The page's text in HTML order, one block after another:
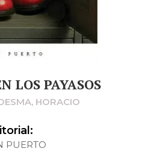
LOS PAYASOS
HORACIO
PUERTO